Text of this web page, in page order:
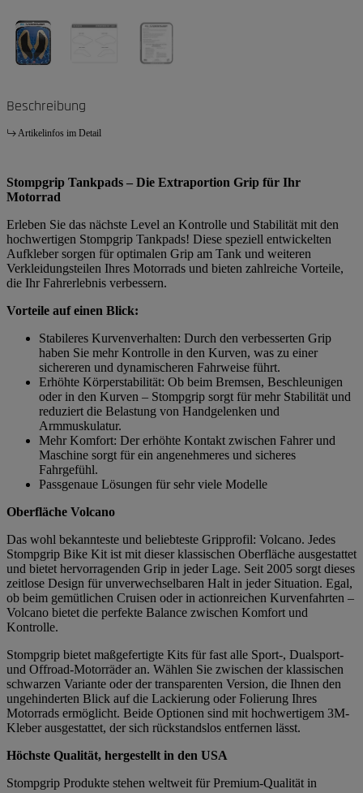
Beschreibung
Artikelinfos im Detail
Stompgrip Tankpads – Die Extraportion Grip für Ihr
Motorrad
Erleben Sie das nächste Level an Kontrolle und Stabilität mit den
hochwertigen Stompgrip Tankpads! Diese speziell entwickelten
Aufkleber sorgen für optimalen Grip am Tank und weiteren
Verkleidungsteilen Ihres Motorrads und bieten zahlreiche Vorteile,
die Ihr Fahrerlebnis verbessern.
Vorteile auf einen Blick:
Stabileres Kurvenverhalten: Durch den verbesserten Grip
haben Sie mehr Kontrolle in den Kurven, was zu einer
sichereren und dynamischeren Fahrweise führt.
Erhöhte Körperstabilität: Ob beim Bremsen, Beschleunigen
oder in den Kurven – Stompgrip sorgt für mehr Stabilität und
reduziert die Belastung von Handgelenken und
Armmuskulatur.
Mehr Komfort: Der erhöhte Kontakt zwischen Fahrer und
Maschine sorgt für ein angenehmeres und sicheres
Fahrgefühl.
Passgenaue Lösungen für sehr viele Modelle
Oberfläche Volcano
Das wohl bekannteste und beliebteste Gripprofil: Volcano. Jedes
Stompgrip Bike Kit ist mit dieser klassischen Oberfläche ausgestattet
und bietet hervorragenden Grip in jeder Lage. Seit 2005 sorgt dieses
zeitlose Design für unverwechselbaren Halt in jeder Situation. Egal,
ob beim gemütlichen Cruisen oder in actionreichen Kurvenfahrten –
Volcano bietet die perfekte Balance zwischen Komfort und
Kontrolle.
Stompgrip bietet maßgefertigte Kits für fast alle Sport-, Dualsport-
und Offroad-Motorräder an. Wählen Sie zwischen der klassischen
schwarzen Variante oder der transparenten Version, die Ihnen den
ungehinderten Blick auf die Lackierung oder Folierung Ihres
Motorrads ermöglicht. Beide Optionen sind mit hochwertigem 3M-
Kleber ausgestattet, der sich rückstandslos entfernen lässt.
Höchste Qualität, hergestellt in den USA
Stompgrip Produkte stehen weltweit für Premium-Qualität in